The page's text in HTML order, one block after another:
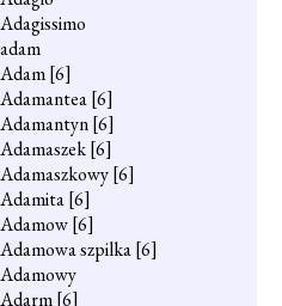
Adagissimo
adam
Adam[6]
Adamantea[6]
Adamantyn[6]
Adamaszek[6]
Adamaszkowy[6]
Adamita[6]
Adamow[6]
Adamowa szpilka[6]
Adamowy
Adarm[6]